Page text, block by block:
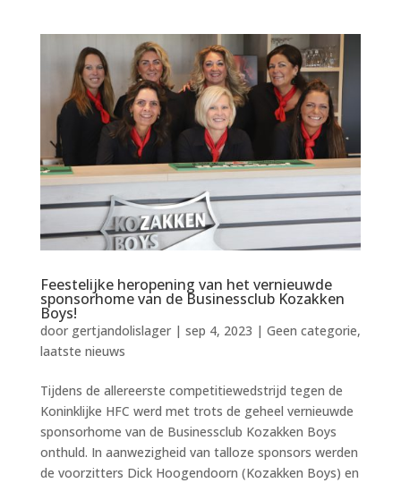
Feestelijke heropening van het vernieuwde
sponsorhome van de Businessclub Kozakken
Boys!
door gertjandolislager| sep 4, 2023 | Geen categorie,
laatste nieuws
Tijdens de allereerste competitiewedstrijd tegen de
Koninklijke HFC werd met trots de geheel vernieuwde
sponsorhome van de Businessclub Kozakken Boys
onthuld. In aanwezigheid van talloze sponsors werden
de voorzitters Dick Hoogendoorn (Kozakken Boys) en